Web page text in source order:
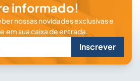
informado!
nossas novidades exclusivas e
sua caixa de entrada.
Inscrever